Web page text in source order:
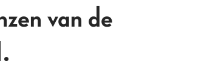
van de